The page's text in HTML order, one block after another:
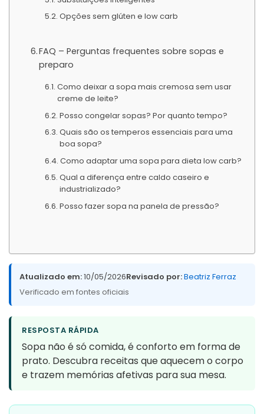
Opções sem glúten e low carb
FAQ – Perguntas frequentes sobre sopas e
preparo
Como deixar a sopa mais cremosa sem usar
creme de leite?
Posso congelar sopas? Por quanto tempo?
Quais são os temperos essenciais para uma
boa sopa?
Como adaptar uma sopa para dieta low carb?
Qual a diferença entre caldo caseiro e
industrializado?
Posso fazer sopa na panela de pressão?
Atualizado em:10/05/2026Revisado por:Beatriz Ferraz
Verificado em fontes oficiais
RESPOSTA RÁPIDA
Sopa não é só comida, é conforto em forma de
prato. Descubra receitas que aquecem o corpo
e trazem memórias afetivas para sua mesa.